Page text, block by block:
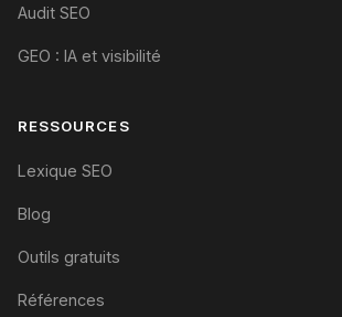
Audit SEO
GEO : IA et visibilité
RESSOURCES
Lexique SEO
Blog
Outils gratuits
Références